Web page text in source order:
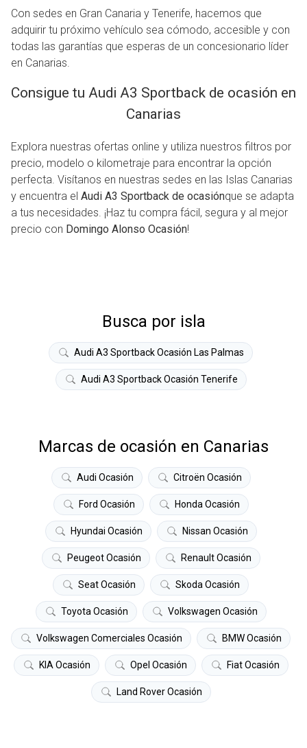
Con sedes en Gran Canaria y Tenerife, hacemos que
adquirir tu próximo vehículo sea cómodo, accesible y con
todas las garantías que esperas de un concesionario líder
en Canarias.
Consigue tu Audi A3 Sportback de ocasión en
Canarias
Explora nuestras ofertas online y utiliza nuestros filtros por
precio, modelo o kilometraje para encontrar la opción
perfecta. Visítanos en nuestras sedes en las Islas Canarias
y encuentra el Audi A3 Sportback de ocasiónque se adapta
a tus necesidades. ¡Haz tu compra fácil, segura y al mejor
precio con Domingo Alonso Ocasión!
Busca por isla
Audi A3 Sportback Ocasión Las Palmas
Audi A3 Sportback Ocasión Tenerife
Marcas de ocasión en Canarias
Audi Ocasión Citroën Ocasión
Ford Ocasión Honda Ocasión
Hyundai Ocasión Nissan Ocasión
Peugeot Ocasión Renault Ocasión
Seat Ocasión Skoda Ocasión
Toyota Ocasión Volkswagen Ocasión
Volkswagen Comerciales Ocasión BMW Ocasión
KIA Ocasión Opel Ocasión Fiat Ocasión
Land Rover Ocasión